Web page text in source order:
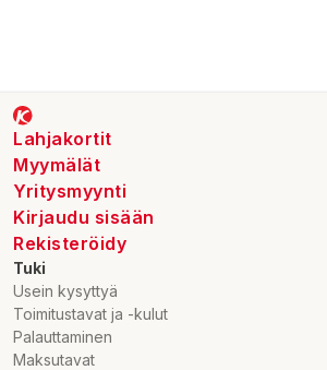
Lahjakortit
Myymälät
Yritysmyynti
Kirjaudu sisään
Rekisteröidy
Tuki
Usein kysyttyä
Toimitustavat ja -kulut
Palauttaminen
Maksutavat